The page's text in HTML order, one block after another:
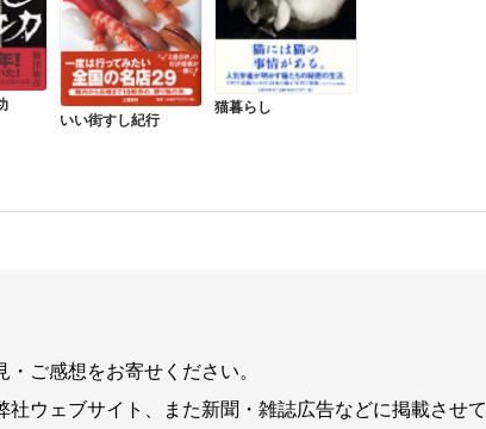
いい街すし紀行
猫暮らし
ご感想をお寄せください。
社ウェブサイト、また新聞・雑誌広告などに掲載させて